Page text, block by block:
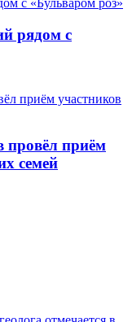
рядом с
приём
семей